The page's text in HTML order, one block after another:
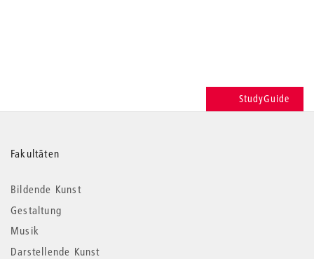
StudyGuide
Weitere
Informationen
Fakultäten
Bildende Kunst
Gestaltung
Musik
Darstellende Kunst